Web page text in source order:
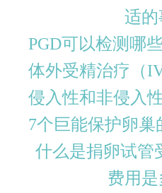
适的
PGD​​可以检测哪
体外受精治疗（
侵入性和非侵入
7个巨能保护卵巢
什么是捐卵试管
费用是